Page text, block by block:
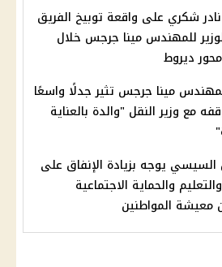
شكري على واقعة توبيخ الفريق
للمهندس مينا جرجس خلال
ديروط
مينا جرجس تثير جدلًا واسعًا
مع وزير النقل "والدة بالعناية
السيسي يوجه بزيادة الإنفاق على
والحماية الاجتماعية
معيشة المواطنين